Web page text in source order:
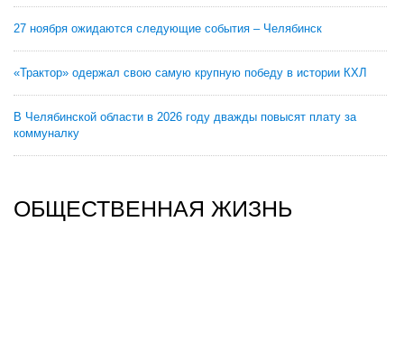
27 ноября ожидаются следующие события – Челябинск
«Трактор» одержал свою самую крупную победу в истории КХЛ
В Челябинской области в 2026 году дважды повысят плату за
коммуналку
ОБЩЕСТВЕННАЯ ЖИЗНЬ